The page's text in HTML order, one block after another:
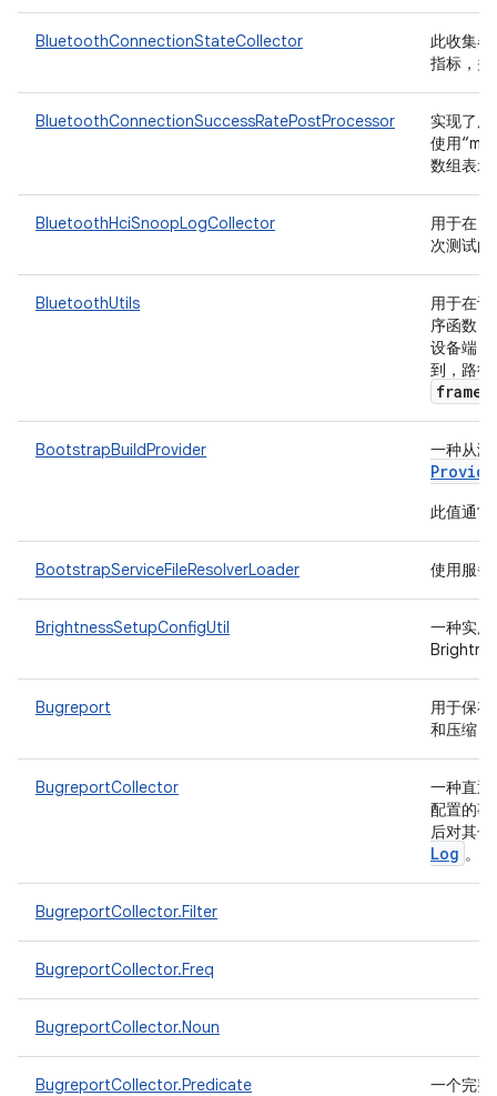
BluetoothConnectionStateCollector
此收集
指标，
BluetoothConnectionSuccessRatePostProcessor
实现了
使用
数组表
BluetoothHciSnoopLogCollector
用于在
次测试
BluetoothUtils
用于在
序函数
设备端
到，路径
BootstrapBuildProvider 一种从
此值通
BootstrapServiceFileResolverLoader 使用服
BrightnessSetupConfigUtil
一种实用
Bugreport
用于保
和压缩
BugreportCollector
一种直通
配置的
后对其
Log 。
BugreportCollector.Filter
BugreportCollector.Freq
BugreportCollector.Noun
BugreportCollector.Predicate 一个完